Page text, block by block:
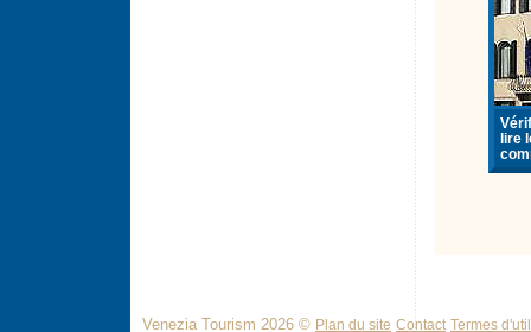
lire
Venezia Tourism 2026 © Plan du site Contact Termes